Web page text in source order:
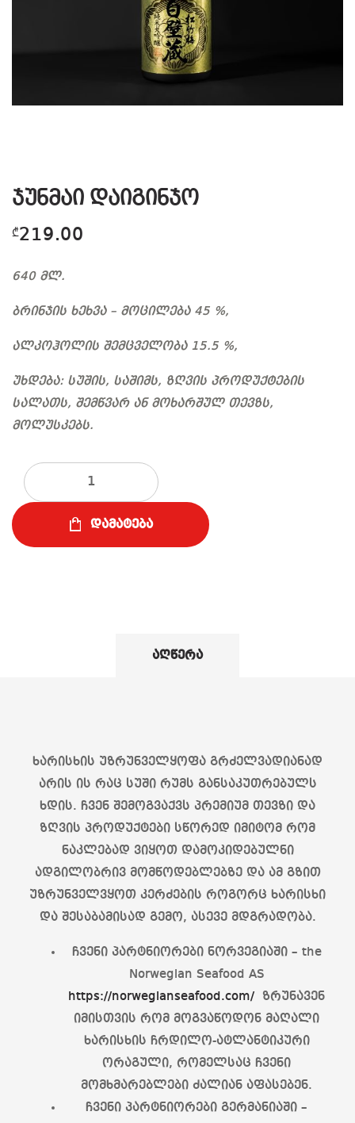
ჯუნმაი დაიგინჯო
₾219.00
640 მლ.
ბრინჯის ხეხვა – მოცილება 45 %,
ალკოჰოლის შემცველობა 15.5 %,
უხდება: სუშის, საშიმს, ზღვის პროდუქტების
სალათს, შემწვარ ან მოხარშულ თევზს,
მოლუსკებს.
რაოდენობა
დამატება
აღწერა
ხარისხის უზრუნველყოფა გრძელვადიანად
არის ის რაც სუში რუმს განსაკუთრებულს
ხდის. ჩვენ შემოგვაქვს პრემიუმ თევზი და
ზღვის პროდუქტები სწორედ იმიტომ რომ
ნაკლებად ვიყოთ დამოკიდებულნი
ადგილობრივ მომწოდებლებზე და ამ გზით
უზრუნველვყოთ კერძების როგორც ხარისხი
და შესაბამისად გემო, ასევე მდგრადობა.
ჩვენი პარტნიორები ნორვეგიაში – the
Norwegian Seafood AS
https://norwegianseafood.com/ ზრუნავენ
იმისთვის რომ მოგვაწოდონ მაღალი
ხარისხის ჩრდილო-ატლანტიკური
ორაგული, რომელსაც ჩვენი
მომხმარებლები ძალიან აფასებენ.
ჩვენი პარტნიორები გერმანიაში –